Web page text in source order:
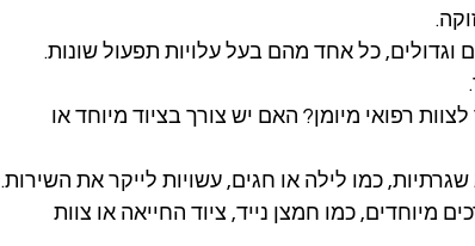
וגדולים, כל אחד מהם בעל עלויות תפעול שונות.
רפואי מיומן? האם יש צורך בציוד מיוחד או
כמו לילה או חגים, עשויות לייקר את השירות.
מיוחדים, כמו חמצן נייד, ציוד החייאה או צוות